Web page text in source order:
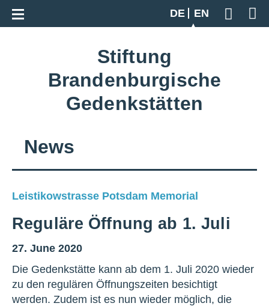
DE
EN
Geben
Go back to overview
Stiftung
Brandenburgische
Gedenkstätten
News
Leistikowstrasse Potsdam Memorial
Reguläre Öffnung ab 1. Juli
27. June 2020
Die Gedenkstätte kann ab dem 1. Juli 2020 wieder
zu den regulären Öffnungszeiten besichtigt
werden. Zudem ist es nun wieder möglich, die